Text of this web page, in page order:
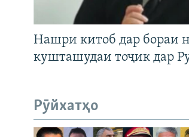
Нашри китоб дар бораи
кушташудаи тоҷик дар
Рӯйхатҳо